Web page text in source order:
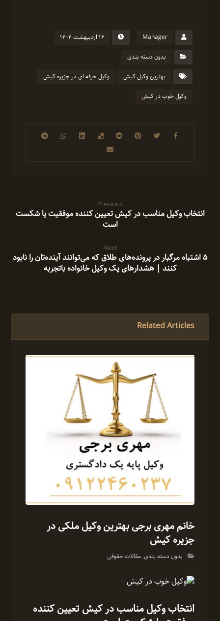
Manager
۱۶ اردیبهشت ۱۴۰۴
بدون دسته بندی
بهترین وکیل کیش
وکیل حرفه ای در جزیره کیش
وکیل خوب در کیش
Previous
انتخاب وکیل مناسب در کیش تعیین کننده موفقیت یا شکست
است
Next
۵ اشتباه مرگبار در پرونده‌های طلاق که می‌توانند آینده‌تان را نابود
کنند | هشدارهای یک وکیل خانواده باتجربه
Related Articles
خانم مهری برجی بهترین وکیل ملکی در
جزیره کیش
بدون دسته بندی,مقالات حقوقی
انتخاب وکیل مناسب در کیش تعیین کننده